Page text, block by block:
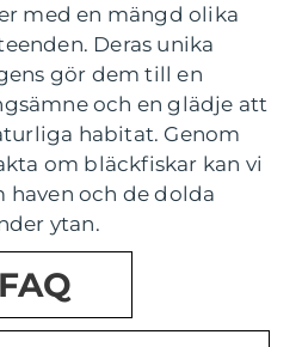
med en mängd olika
Deras unika
gör dem till en
och en glädje att
habitat. Genom
om bläckfiskar kan vi
haven och de dolda
ytan.
FAQ